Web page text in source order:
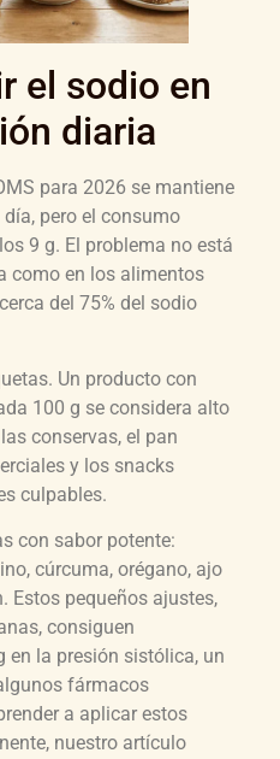
el sodio en
diaria
para 2026 se mantiene
pero el consumo
9 g. El problema no está
como en los alimentos
del 75% del sodio
Un producto con
100 g se considera alto
conservas, el pan
y los snacks
culpables.
con sabor potente:
cúrcuma, orégano, ajo
Estos pequeños ajustes,
consiguen
en la presión sistólica, un
fármacos
a aplicar estos
nuestro artículo